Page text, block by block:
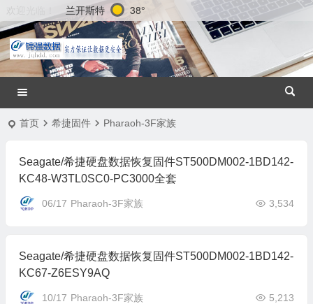
兰开斯特 38°
首页 希捷固件 Pharaoh-3F家族
Seagate/希捷硬盘数据恢复固件ST500DM002-1BD142-
KC48-W3TL0SC0-PC3000全套
06/17 Pharaoh-3F家族 3,534
Seagate/希捷硬盘数据恢复固件ST500DM002-1BD142-
KC67-Z6ESY9AQ
10/17 Pharaoh-3F家族 5,213